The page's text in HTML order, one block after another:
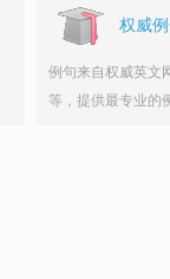
权威
例句来自权威英文
等，提供最专业的